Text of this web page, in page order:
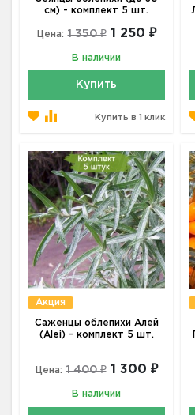
см) - комплект 5 шт.
Цена: 1 350 ₽ 1 250 ₽
В наличии
Купить
Купить в 1 клик
Акция
Саженцы облепихи Алей
(Alei) - комплект 5 шт.
Цена: 1 400 ₽ 1 300 ₽
В наличии